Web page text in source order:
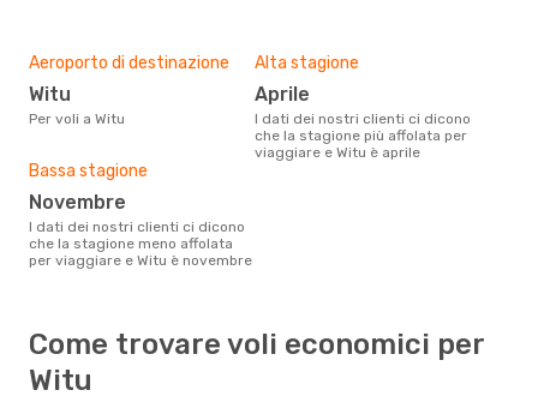
Aeroporto di destinazione
Witu
Per voli a Witu
Alta stagione
aprile
I dati dei nostri clienti ci dicono
che la stagione più affolata per
viaggiare e Witu è aprile
Bassa stagione
novembre
I dati dei nostri clienti ci dicono
che la stagione meno affolata
per viaggiare e Witu è novembre
Come trovare voli economici per
Witu